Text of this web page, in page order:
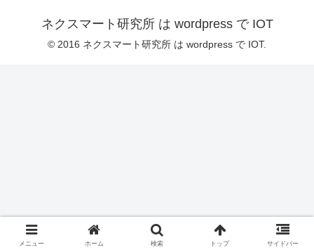
ネクスマート研究所 は wordpress で IOT
© 2016 ネクスマート研究所 は wordpress で IOT.
メニュー ホーム 検索 トップ サイドバー